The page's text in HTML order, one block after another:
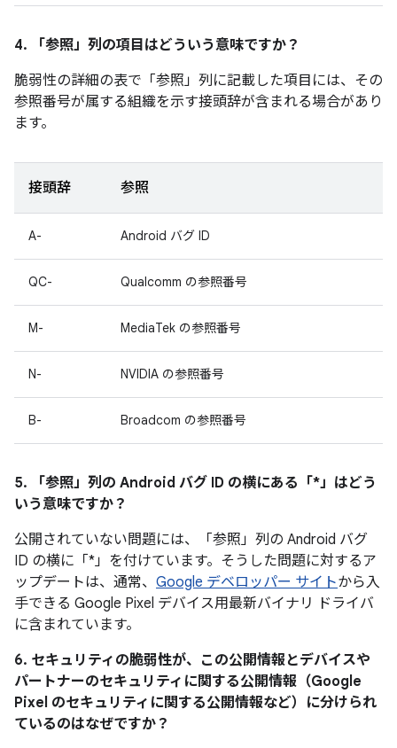
4. 「参照」 列の項目はどういう意味ですか？
脆弱性の詳細の表で「参照」 列に記載した項目には、その
参照番号が属する組織を示す接頭辞が含まれる場合があり
ます。
接頭辞 参照
A- Android バグ ID
QC- Qualcomm の参照番号
M- MediaTek の参照番号
N- NVIDIA の参照番号
B- Broadcom の参照番号
5. 「参照」 列の Android バグ ID の横にある「*」はどう
いう意味ですか？
公開されていない問題には、「参照」列の Android バグ
ID の横に「*」を付けています。そうした問題に対するア
ップデートは、通常、 Google デベロッパー サイトから入
手できる Google Pixel デバイス用最新バイナリ ドライバ
に含まれています。
6. セキュリティの脆弱性が、この公開情報とデバイスや
パートナーのセキュリティに関する公開情報（Google
Pixel のセキュリティに関する公開情報など）に分けられ
ているのはなぜですか？